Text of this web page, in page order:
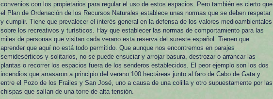
convenios con los propietarios para regular el uso de estos espacios. Pero también es cierto que
el Plan de Ordenación de los Recursos Naturales establece unas normas que se deben respetar
y cumplir. Tiene que prevalecer el interés general en la defensa de los valores medioambientales
sobre los recreativos y turísticos. Hay que establecer las normas de comportamiento para las
miles de personas que visitan cada verano esta reserva del sureste español. Tienen que
aprender que aquí no está todo permitido. Que aunque nos encontremos en parajes
semidesérticos y solitarios, no se puede ensuciar y arrojar basura, destrozar o arrancar las
plantas o recorrer los espacios fuera de los senderos establecidos. El peor ejemplo son los dos
incendios que arrasaron a principio del verano 100 hectáreas junto al faro de Cabo de Gata y
entre el Pozo de los Frailes y San José, uno a causa de una colilla y otro supuestamente por las
chispas que salían de una torre de alta tensión.